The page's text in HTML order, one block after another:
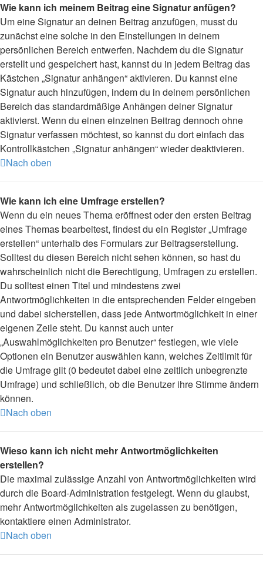
Wie kann ich meinem Beitrag eine Signatur anfügen?
Um eine Signatur an deinen Beitrag anzufügen, musst du
zunächst eine solche in den Einstellungen in deinem
persönlichen Bereich entwerfen. Nachdem du die Signatur
erstellt und gespeichert hast, kannst du in jedem Beitrag das
Kästchen „Signatur anhängen“ aktivieren. Du kannst eine
Signatur auch hinzufügen, indem du in deinem persönlichen
Bereich das standardmäßige Anhängen deiner Signatur
aktivierst. Wenn du einen einzelnen Beitrag dennoch ohne
Signatur verfassen möchtest, so kannst du dort einfach das
Kontrollkästchen „Signatur anhängen“ wieder deaktivieren.
Nach oben
Wie kann ich eine Umfrage erstellen?
Wenn du ein neues Thema eröffnest oder den ersten Beitrag
eines Themas bearbeitest, findest du ein Register „Umfrage
erstellen“ unterhalb des Formulars zur Beitragserstellung.
Solltest du diesen Bereich nicht sehen können, so hast du
wahrscheinlich nicht die Berechtigung, Umfragen zu erstellen.
Du solltest einen Titel und mindestens zwei
Antwortmöglichkeiten in die entsprechenden Felder eingeben
und dabei sicherstellen, dass jede Antwortmöglichkeit in einer
eigenen Zeile steht. Du kannst auch unter
„Auswahlmöglichkeiten pro Benutzer“ festlegen, wie viele
Optionen ein Benutzer auswählen kann, welches Zeitlimit für
die Umfrage gilt (0 bedeutet dabei eine zeitlich unbegrenzte
Umfrage) und schließlich, ob die Benutzer ihre Stimme ändern
können.
Nach oben
Wieso kann ich nicht mehr Antwortmöglichkeiten
erstellen?
Die maximal zulässige Anzahl von Antwortmöglichkeiten wird
durch die Board-Administration festgelegt. Wenn du glaubst,
mehr Antwortmöglichkeiten als zugelassen zu benötigen,
kontaktiere einen Administrator.
Nach oben